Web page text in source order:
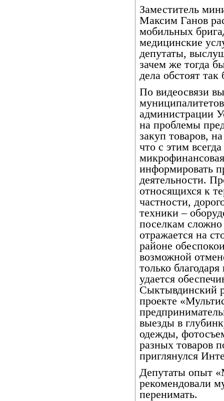
Заместитель
Максим Ганов
мобильных
медицинские
депутаты,
зачем же тогда
дела обстоят так
По видеосвязи
администрации
на проблемы
закуп товаров,
что с этим
информировать
деятельности.
относящихся к
частности,
техники –
поселкам сложно
отражается на
районе
возможной
только
удается
Сыктывдинский
проекте
выезды в
одежды,
разных товаров
приглянулся
Депутаты опыт
рекомендовали
перенимать.